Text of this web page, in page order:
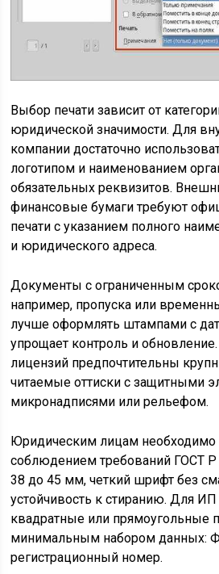
Выбор печати зависит от
юридической значимости. Для
компании достаточно
логотипом и наименованием
обязательных реквизитов.
финансовые бумаги требуют
печати с указанием полного
и юридического адреса.
Документы с ограниченным
например, пропуска или
лучше оформлять штампами с
упрощает контроль и
лицензий предпочтительны
читаемые оттиски с защитными
микронадписями или рельефом.
Юридическим лицам необходимо
соблюдением требований ГОСТ Р
38 до 45 мм, четкий шрифт без
устойчивость к стиранию. Для
квадратные или прямоугольные
минимальным набором данных:
регистрационный номер.